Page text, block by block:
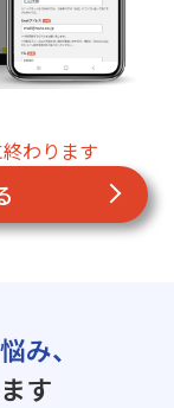
わります
み、
す